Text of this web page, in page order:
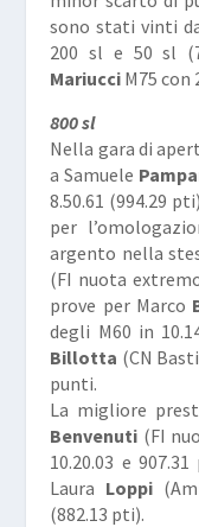
sono stati vinti
200 sl e 50 sl
Mariucci M75 con
800 sl
Nella gara di
a Samuele
8.50.61 (994.29
per
argento nella
(FI nuota
prove per Marco
degli M60 in
Billotta (CN
punti.
La migliore
Benvenuti (FI
10.20.03 e
Laura Loppi
(882.13 pti).